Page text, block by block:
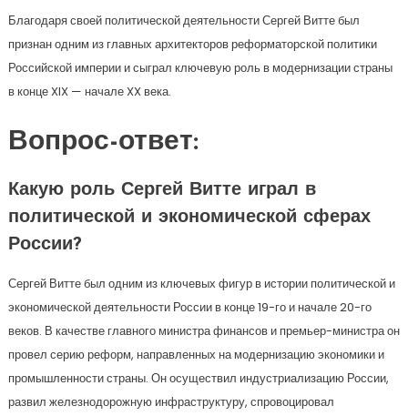
Благодаря своей политической деятельности Сергей Витте был
признан одним из главных архитекторов реформаторской политики
Российской империи и сыграл ключевую роль в модернизации страны
в конце XIX — начале XX века.
Вопрос-ответ:
Какую роль Сергей Витте играл в
политической и экономической сферах
России?
Сергей Витте был одним из ключевых фигур в истории политической и
экономической деятельности России в конце 19-го и начале 20-го
веков. В качестве главного министра финансов и премьер-министра он
провел серию реформ, направленных на модернизацию экономики и
промышленности страны. Он осуществил индустриализацию России,
развил железнодорожную инфраструктуру, спровоцировал